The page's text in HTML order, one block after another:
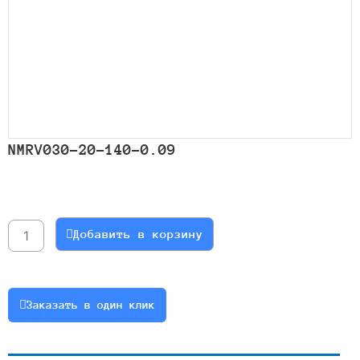
NMRV030-20-140-0.09
NMRV030-
20-
Добавить в корзину
Заказать в один клик